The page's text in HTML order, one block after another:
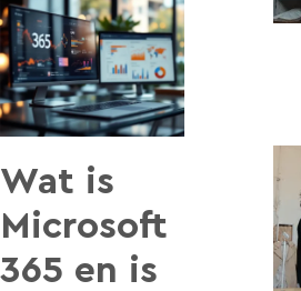
Wat is
Microsoft
365 en is